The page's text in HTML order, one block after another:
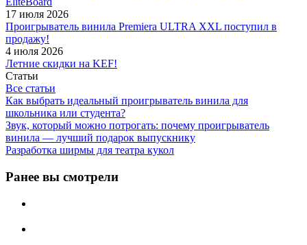
17 июля 2026
Проигрыватель винила Premiera ULTRA XXL поступил в
продажу!
4 июля 2026
Летние скидки на KEF!
Статьи
Все статьи
Как выбрать идеальный проигрыватель винила для
школьника или студента?
Звук, который можно потрогать: почему проигрыватель
винила — лучший подарок выпускнику
Разработка ширмы для театра кукол
Ранее вы смотрели